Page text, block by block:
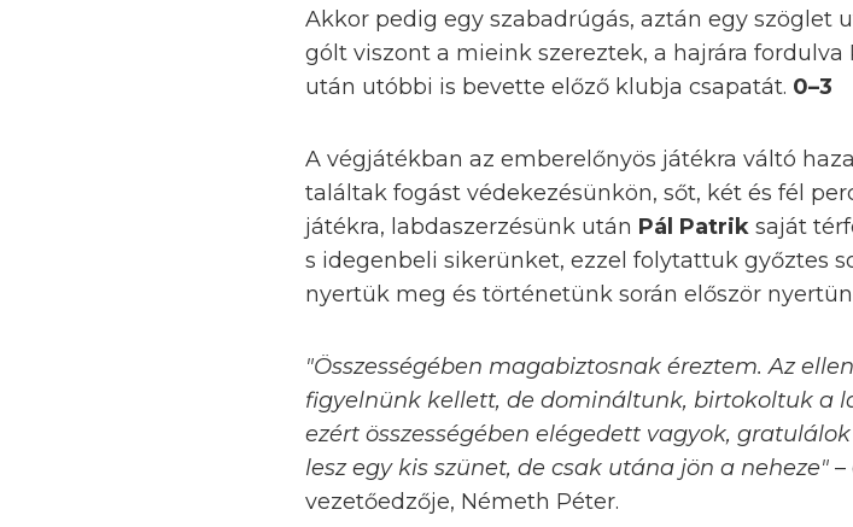
Akkor pedig egy szabadrúgás, aztán egy szöglet
gólt viszont a mieink szereztek, a hajrára fordulva
után utóbbi is bevette előző klubja csapatát. 0–3
A végjátékban az emberelőnyös játékra váltó
találtak fogást védekezésünkön, sőt, két és fél
játékra, labdaszerzésünk után Pál Patriksaját
s idegenbeli sikerünket, ezzel folytattuk győztes
nyertük meg és történetünk során először
"Összességében magabiztosnak éreztem. Az
figyelnünk kellett, de domináltunk, birtokoltuk a
ezért összességében elégedett vagyok,
lesz egy kis szünet, de csak utána jön a neheze"
vezetőedzője, Németh Péter.